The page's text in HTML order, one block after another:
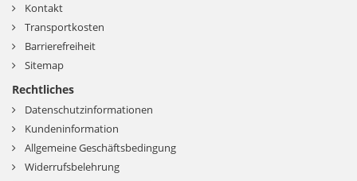
Kontakt
Transportkosten
Barrierefreiheit
Sitemap
Rechtliches
Datenschutzinformationen
Kundeninformation
Allgemeine Geschäftsbedingung
Widerrufsbelehrung